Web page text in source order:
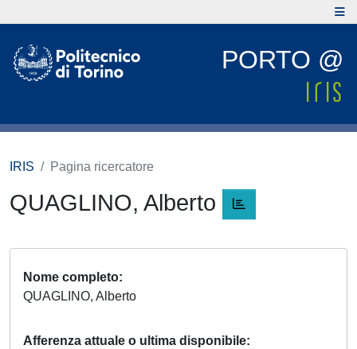
PORTO @
IRIS Pagina ricercatore
QUAGLINO, Alberto
Nome completo
QUAGLINO, Alberto
Afferenza attuale o ultima disponibile